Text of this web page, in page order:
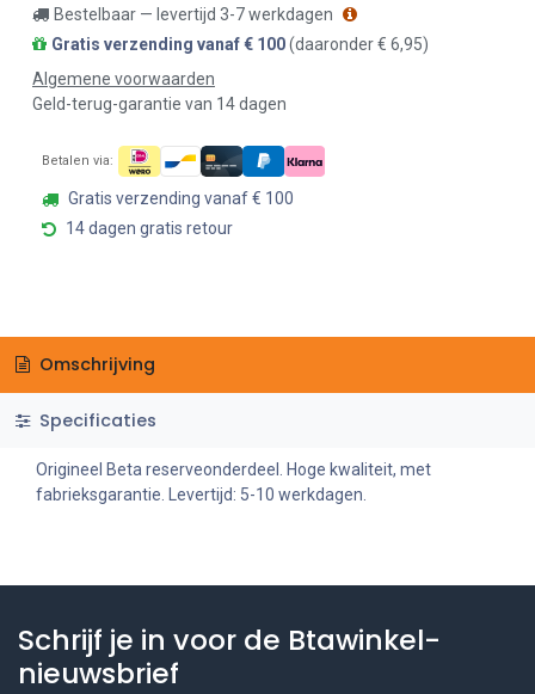
Bestelbaar — levertijd 3-7 werkdagen
Gratis verzending vanaf € 100(daaronder € 6,95)
Algemene voorwaarden
Geld-terug-garantie van 14 dagen
Betalen via:
Gratis verzending vanaf € 100
14 dagen gratis retour
Omschrijving
Specificaties
Origineel Beta reserveonderdeel. Hoge kwaliteit, met
fabrieksgarantie. Levertijd: 5-10 werkdagen.
Schrijf je in voor de Btawinkel-
nieuwsbrief